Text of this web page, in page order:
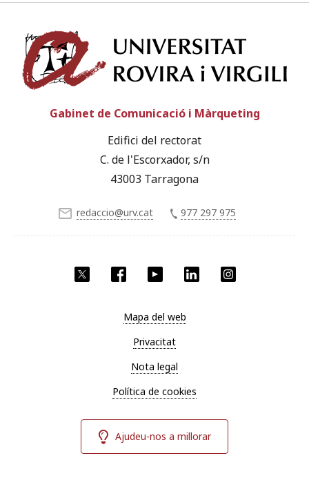
Facebook YouTube LinkedIn
Gabinet de Comunicació i Màrqueting
Edifici del rectorat
C. de l'Escorxador, s/n
43003 Tarragona
redaccio@urv.cat 977 297 975
Mapa del web
Privacitat
Nota legal
Política de cookies
Ajudeu-nos a millorar